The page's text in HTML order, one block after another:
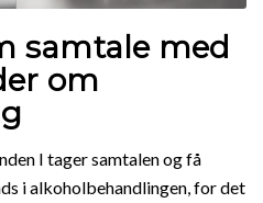
samtale med
om
I tager samtalen og få
i alkoholbehandlingen, for det